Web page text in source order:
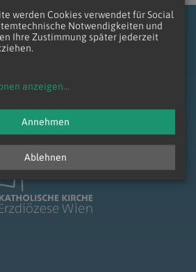
Anfang der Seite
werden Cookies verwendet für Social
Notwendigkeiten und
Ihre Zustimmung später jederzeit
anzeigen...
Ablehnen
Annehmen